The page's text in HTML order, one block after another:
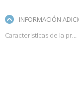
INFORMACIÓN
Caracteristicas de la propiedad